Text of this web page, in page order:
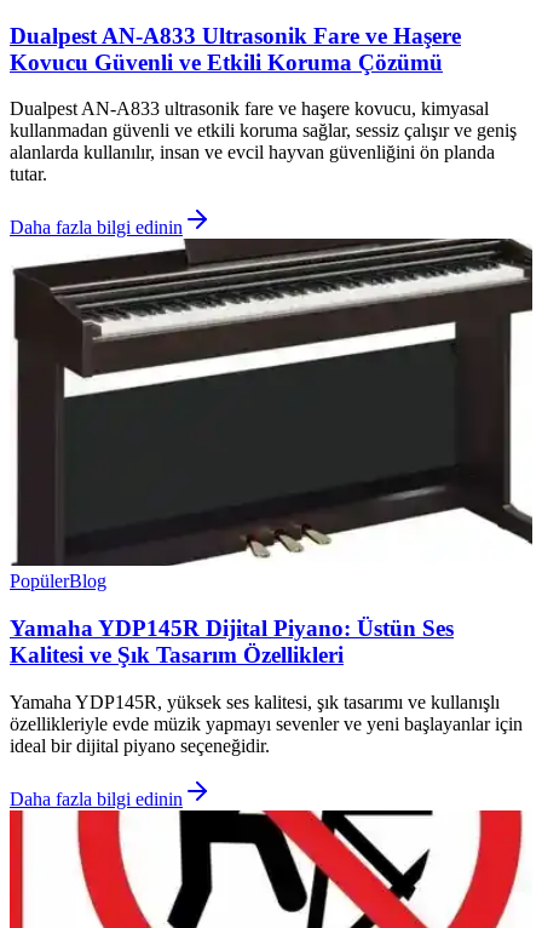
Dualpest AN-A833 Ultrasonik Fare ve Haşere
Kovucu Güvenli ve Etkili Koruma Çözümü
Dualpest AN-A833 ultrasonik fare ve haşere kovucu, kimyasal
kullanmadan güvenli ve etkili koruma sağlar, sessiz çalışır ve geniş
alanlarda kullanılır, insan ve evcil hayvan güvenliğini ön planda
tutar.
Daha fazla bilgi edinin
PopülerBlog
Yamaha YDP145R Dijital Piyano: Üstün Ses
Kalitesi ve Şık Tasarım Özellikleri
Yamaha YDP145R, yüksek ses kalitesi, şık tasarımı ve kullanışlı
özellikleriyle evde müzik yapmayı sevenler ve yeni başlayanlar için
ideal bir dijital piyano seçeneğidir.
Daha fazla bilgi edinin